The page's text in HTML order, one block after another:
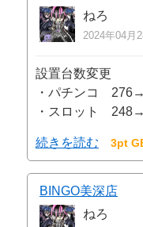
ねろ
2024年04月
設置台数変更
・パチンコ
・スロット
続きを読む 3pt
BINGO美深店
ねろ